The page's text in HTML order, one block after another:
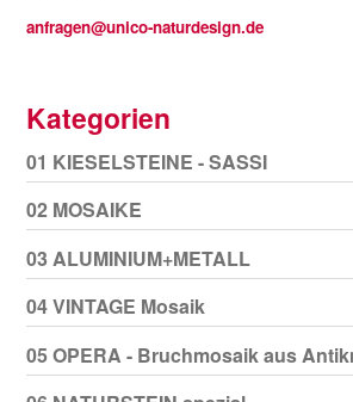
anfragen@unico-naturdesign.de
Kategorien
01 KIESELSTEINE - SASSI
02 MOSAIKE
03 ALUMINIUM+METALL
04 VINTAGE Mosaik
05 OPERA - Bruchmosaik aus